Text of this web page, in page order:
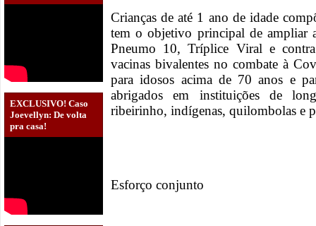
EXCLUSIVO! Caso
Joevellyn: De volta
pra casa!
Crianças de até 1 ano de idade
tem o objetivo principal de ampliar
Pneumo 10, Tríplice Viral e
vacinas bivalentes no combate à
para idosos acima de 70 anos e
abrigados em instituições de
ribeirinho, indígenas, quilombolas e
Esforço conjunto